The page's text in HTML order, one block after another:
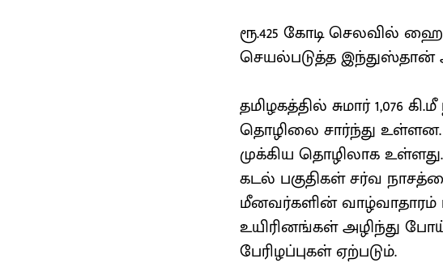
ரூ.425 கோடி செலவில்
செயல்படுத்த இந்துஸ்தான்
தமிழகத்தில் சுமார் 1,076
தொழிலை சார்ந்து
முக்கிய தொழிலாக
கடல் பகுதிகள் சர்வ
மீனவர்களின் வாழ்வாதாரம்
உயிரினங்கள் அழிந்து
பேரிழப்புகள் ஏற்படும்.